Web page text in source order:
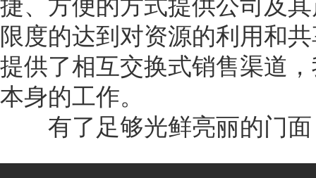
捷、方便的方式提供公司及
限度的达到对资源的利用和
提供了相互交换式销售渠道
本身的工作。
有了足够光鲜亮丽的门面